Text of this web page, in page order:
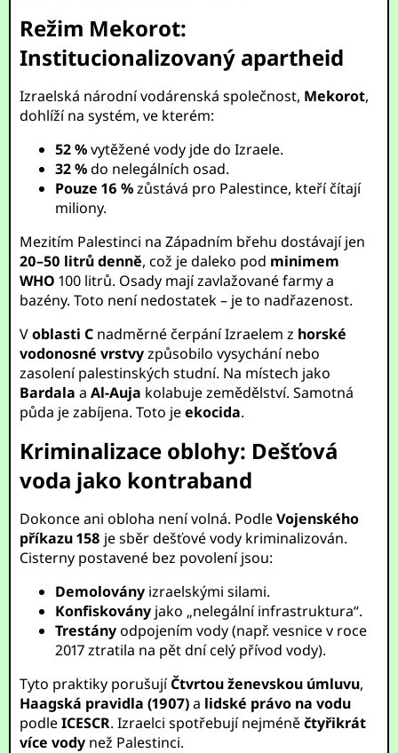
Režim Mekorot:
Institucionalizovaný apartheid
Izraelská národní vodárenská společnost, Mekorot,
dohlíží na systém, ve kterém:
52 %vytěžené vody jde do Izraele.
32 %do nelegálních osad.
Pouze 16 %zůstává pro Palestince, kteří čítají
miliony.
Mezitím Palestinci na Západním břehu dostávají jen
20–50 litrů denně, což je daleko pod minimem
WHO 100 litrů. Osady mají zavlažované farmy a
bazény. Toto není nedostatek – je to nadřazenost.
Voblasti C nadměrné čerpání Izraelem z horské
vodonosné vrstvyzpůsobilo vysychání nebo
zasolení palestinských studní. Na místech jako
Bardala aAl-Auja kolabuje zemědělství. Samotná
půda je zabíjena. Toto jeekocida.
Kriminalizace oblohy: Dešťová
voda jako kontraband
Dokonce ani obloha není volná. PodleVojenského
příkazu 158 je sběr dešťové vody kriminalizován.
Cisterny postavené bez povolení jsou:
Demolovány izraelskými silami.
Konfiskovány jako „nelegální infrastruktura“.
Trestányodpojením vody (např. vesnice v roce
2017 ztratila na pět dní celý přívod vody).
Tyto praktiky porušujíČtvrtou ženevskou úmluvu,
Haagská pravidla (1907)a lidské právo na vodu
podleICESCR. Izraelci spotřebují nejméněčtyřikrát
více vody než Palestinci.